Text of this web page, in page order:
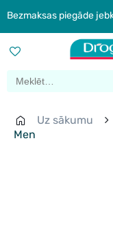
Bezmaksas piegāde
Uz sākumu
Men